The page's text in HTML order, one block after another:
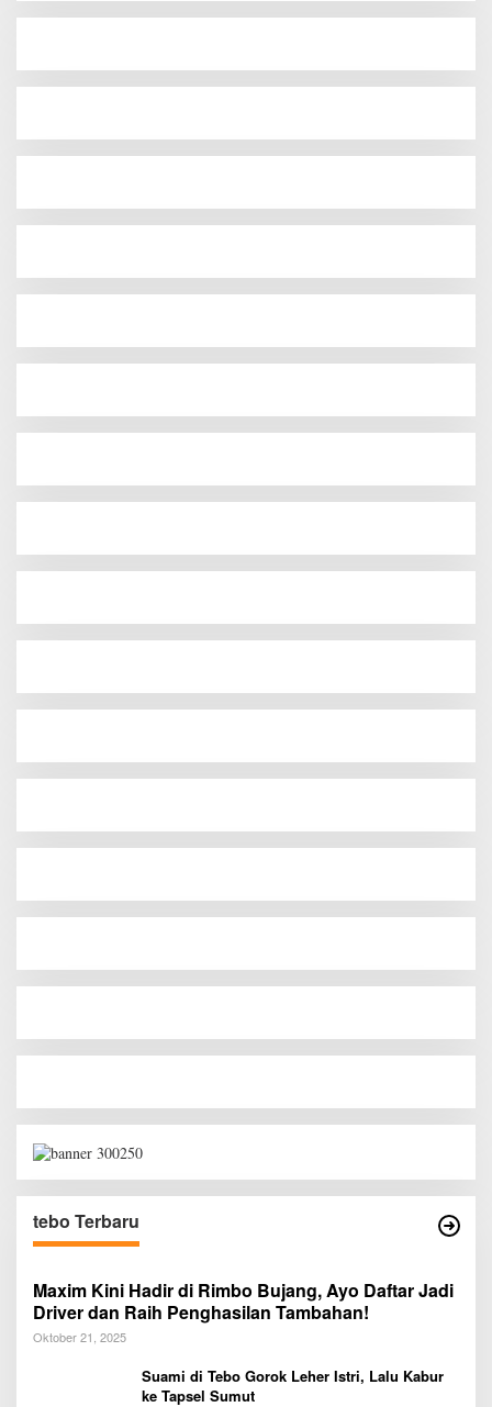
tebo Terbaru
Maxim Kini Hadir di Rimbo Bujang, Ayo Daftar Jadi
Driver dan Raih Penghasilan Tambahan!
Oktober 21, 2025
Suami di Tebo Gorok Leher Istri, Lalu Kabur
ke Tapsel Sumut